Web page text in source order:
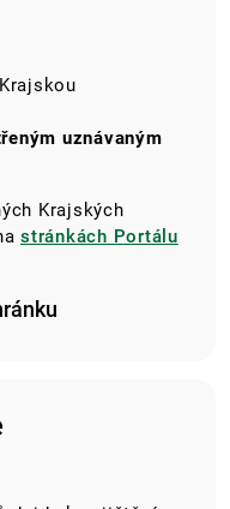
uznávaným
Krajských
stránkách Portálu